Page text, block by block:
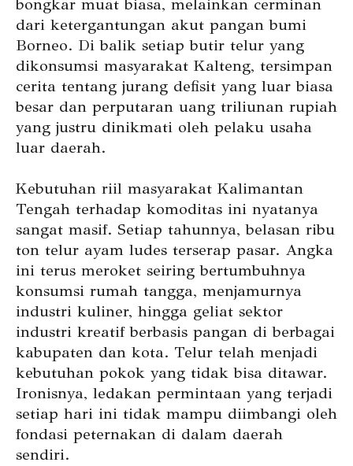
bongkar muat biasa, melainkan cerminan
dari ketergantungan akut pangan bumi
Borneo. Di balik setiap butir telur yang
dikonsumsi masyarakat Kalteng, tersimpan
cerita tentang jurang defisit yang luar biasa
besar dan perputaran uang triliunan rupiah
yang justru dinikmati oleh pelaku usaha
luar daerah.
Kebutuhan riil masyarakat Kalimantan
Tengah terhadap komoditas ini nyatanya
sangat masif. Setiap tahunnya, belasan ribu
ton telur ayam ludes terserap pasar. Angka
ini terus meroket seiring bertumbuhnya
konsumsi rumah tangga, menjamurnya
industri kuliner, hingga geliat sektor
industri kreatif berbasis pangan di berbagai
kabupaten dan kota. Telur telah menjadi
kebutuhan pokok yang tidak bisa ditawar.
Ironisnya, ledakan permintaan yang terjadi
setiap hari ini tidak mampu diimbangi oleh
fondasi peternakan di dalam daerah
sendiri.